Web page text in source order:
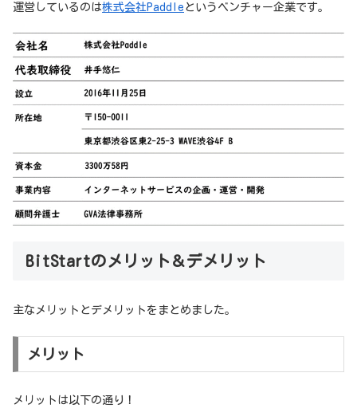
運営しているのは株式会社Paddle というベンチャー企業です。
BitStartのメリット＆デメリット
主なメリットとデメリットをまとめました。
メリット
メリットは以下の通り！